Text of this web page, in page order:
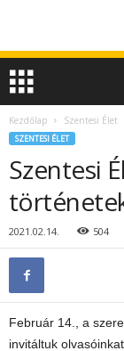
Kezdőlap Szentesi Élet
SZENTESI ÉLET
Szentesi
2021.02.14. 504
Február 14., a
invitáltuk